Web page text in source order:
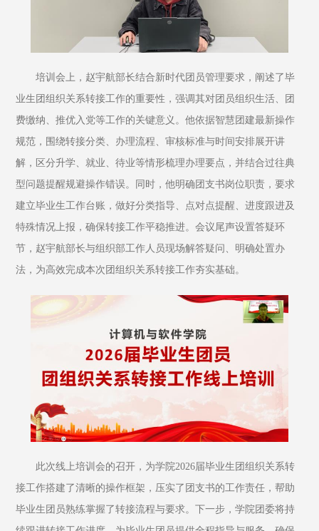
培训会上，赵宇航部长结合新时代团员管理要求，阐述了毕
业生团组织关系转接工作的重要性，强调其对团员组织生活、团
费缴纳、推优入党等工作的关键意义。他依据智慧团建最新操作
规范，围绕转接分类、办理流程、审核标准与时间安排展开讲
解，区分升学、就业、待业等情形梳理办理要点，并结合过往典
型问题提醒规避操作错误。同时，他明确团支书岗位职责，要求
建立毕业生工作台账，做好分类指导、点对点提醒、进度跟进及
特殊情况上报，确保转接工作平稳推进。会议尾声设置答疑环
节，赵宇航部长与组织部工作人员现场解答疑问、明确处置办
法，为高效完成本次团组织关系转接工作夯实基础。
此次线上培训会的召开，为学院2026届毕业生团组织关系转
接工作搭建了清晰的操作框架，压实了团支书的工作责任，帮助
毕业生团员熟练掌握了转接流程与要求。下一步，学院团委将持